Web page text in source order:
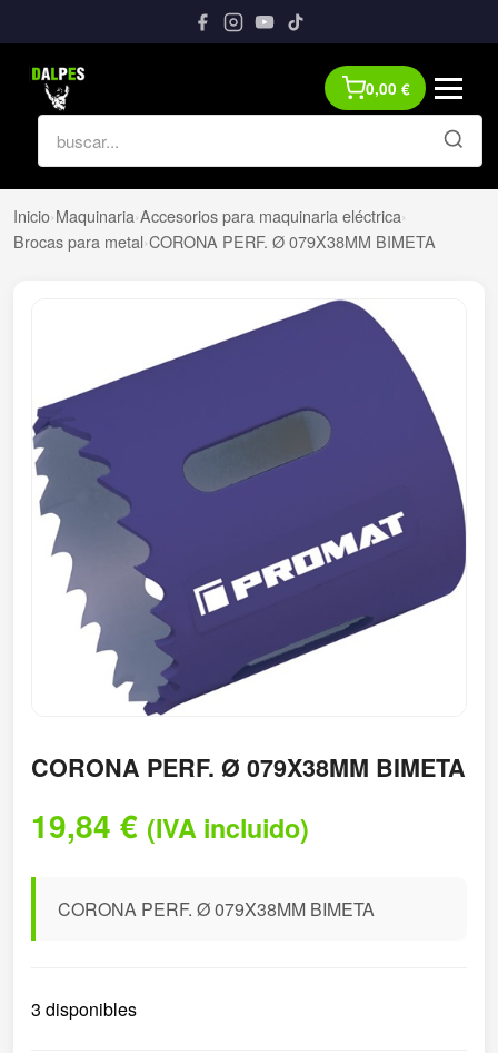
0,00 €
Inicio›Maquinaria›Accesorios para maquinaria eléctrica›
Brocas para metal›CORONA PERF. Ø 079X38MM BIMETA
CORONA PERF. Ø 079X38MM BIMETA
19,84 € (IVA incluido)
CORONA PERF. Ø 079X38MM BIMETA
3 disponibles